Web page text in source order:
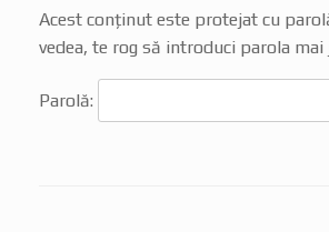
Acest conținut este protejat cu
vedea, te rog să introduci parola mai
Parolă: